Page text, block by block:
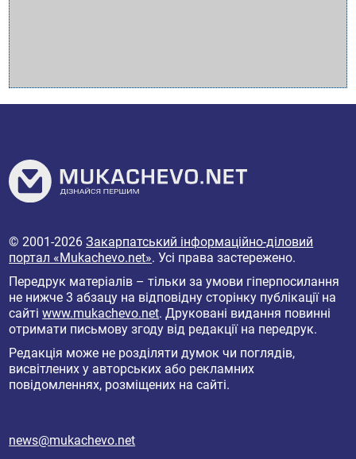
© 2001-2026Закарпатський інформаційно-діловий
портал «Mukachevo.net». Усі права застережено.
Передрук матеріалів – тільки за умови гіперпосилання
не нижче 3 абзацу на відповідну сторінку публікації на
сайтіwww.mukachevo.net. Друковані видання повинні
отримати письмову згоду від редакції на передрук.
Редакція може не розділяти думок чи поглядів,
висвітлених у авторських або рекламних
повідомленнях, розміщених на сайті.
news@mukachevo.net